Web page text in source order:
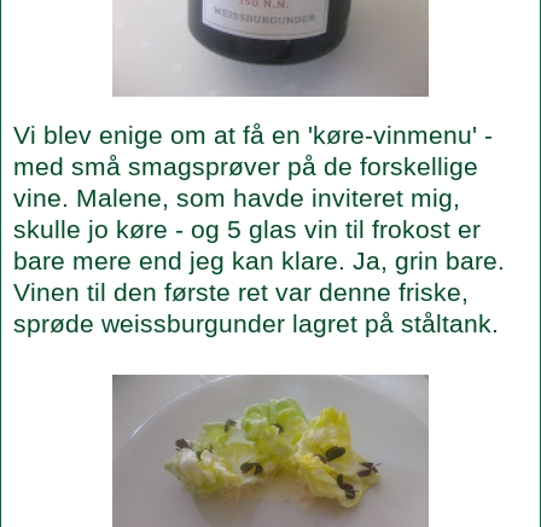
Vi blev enige om at få en 'køre-vinmenu' -
med små smagsprøver på de forskellige
vine. Malene, som havde inviteret mig,
skulle jo køre - og 5 glas vin til frokost er
bare mere end jeg kan klare. Ja, grin bare.
Vinen til den første ret var denne friske,
sprøde weissburgunder lagret på ståltank.